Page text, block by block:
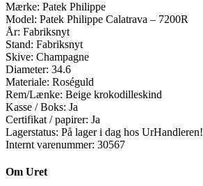
Mærke: Patek Philippe
Model: Patek Philippe Calatrava – 7200R
År: Fabriksnyt
Stand: Fabriksnyt
Skive: Champagne
Diameter: 34.6
Materiale: Roséguld
Rem/Lænke: Beige krokodilleskind
Kasse / Boks: Ja
Certifikat / papirer: Ja
Lagerstatus: På lager i dag hos UrHandleren!
Internt varenummer: 30567
Om Uret